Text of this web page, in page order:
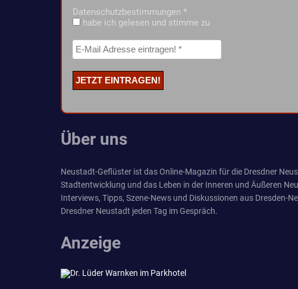
Datenschutzbestimmungen *
habe ich gelesen und stimme zu
Über uns
Neustadt-Geflüster ist das Online-Magazin für die Dresdner
Stadtentwicklung und das Leben in der Inneren und Äußeren
Interviews, Tipps, Szene-News und Diskussionen aus
Dresdner Neustadt jeden Tag im Gespräch.
Anzeige